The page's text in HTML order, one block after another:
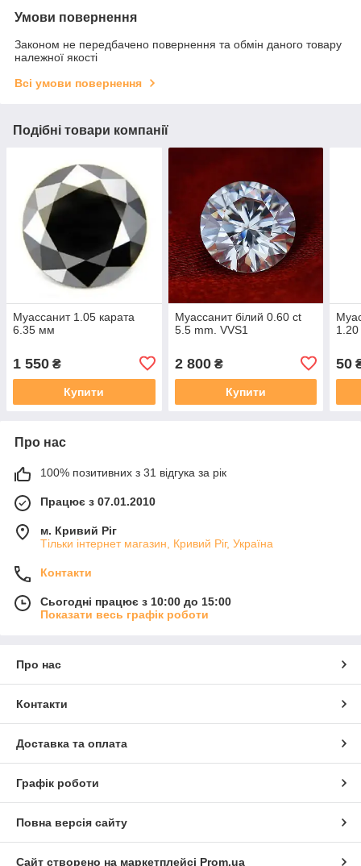
Умови повернення
Законом не передбачено повернення та обмін даного товару
належної якості
Всі умови повернення
Подібні товари компанії
Муассанит 1.05 карата
6.35 мм
1 550 ₴
Купити
Муассанит білий 0.60 ct
5.5 mm. VVS1
2 800₴
Купити
50
Про нас
100% позитивних з 31 відгука за рік
Працює з 07.01.2010
м. Кривий Ріг
Тільки інтернет магазин, Кривий Ріг, Україна
Контакти
Сьогодні працює з 10:00 до 15:00
Показати весь графік роботи
Про нас
Контакти
Доставка та оплата
Графік роботи
Повна версія сайту
Сайт створено на маркетплейсі Prom.ua